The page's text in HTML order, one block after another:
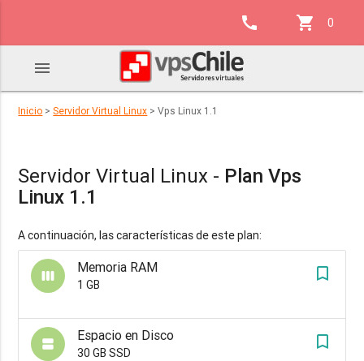
call shopping_cart 0
menu
Inicio >Servidor Virtual Linux > Vps Linux 1.1
Servidor Virtual Linux - Plan Vps
Linux 1.1
A continuación, las características de este plan:
view_week
Memoria RAM
1 GB
turned_in_not
view_agenda
Espacio en Disco
30 GB SSD
turned_in_not